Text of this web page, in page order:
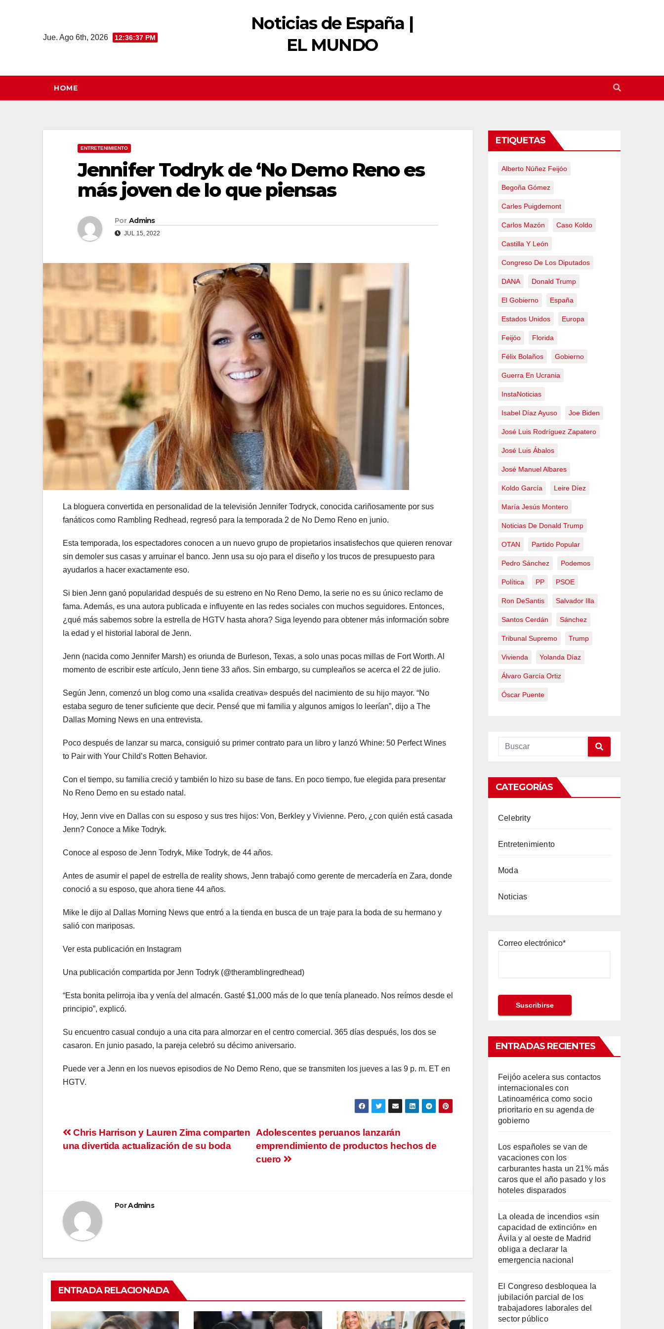
Jue. Ago 6th, 2026 12:36:38 PM
Noticias de España |
EL MUNDO
HOME
ENTRETENIMIENTO
Jennifer Todryk de ‘No Demo Reno es
más joven de lo que piensas
Por Admins
JUL 15, 2022
La bloguera convertida en personalidad de la televisión Jennifer Todryck, conocida cariñosamente por sus
fanáticos como Rambling Redhead, regresó para la temporada 2 de No Demo Reno en junio.
Esta temporada, los espectadores conocen a un nuevo grupo de propietarios insatisfechos que quieren renovar
sin demoler sus casas y arruinar el banco. Jenn usa su ojo para el diseño y los trucos de presupuesto para
ayudarlos a hacer exactamente eso.
Si bien Jenn ganó popularidad después de su estreno en No Reno Demo, la serie no es su único reclamo de
fama. Además, es una autora publicada e influyente en las redes sociales con muchos seguidores. Entonces,
¿qué más sabemos sobre la estrella de HGTV hasta ahora? Siga leyendo para obtener más información sobre
la edad y el historial laboral de Jenn.
Jenn (nacida como Jennifer Marsh) es oriunda de Burleson, Texas, a solo unas pocas millas de Fort Worth. Al
momento de escribir este artículo, Jenn tiene 33 años. Sin embargo, su cumpleaños se acerca el 22 de julio.
Según Jenn, comenzó un blog como una «salida creativa» después del nacimiento de su hijo mayor. “No
estaba seguro de tener suficiente que decir. Pensé que mi familia y algunos amigos lo leerían”, dijo a The
Dallas Morning News en una entrevista.
Poco después de lanzar su marca, consiguió su primer contrato para un libro y lanzó Whine: 50 Perfect Wines
to Pair with Your Child’s Rotten Behavior.
Con el tiempo, su familia creció y también lo hizo su base de fans. En poco tiempo, fue elegida para presentar
No Reno Demo en su estado natal.
Hoy, Jenn vive en Dallas con su esposo y sus tres hijos: Von, Berkley y Vivienne. Pero, ¿con quién está casada
Jenn? Conoce a Mike Todryk.
Conoce al esposo de Jenn Todryk, Mike Todryk, de 44 años.
Antes de asumir el papel de estrella de reality shows, Jenn trabajó como gerente de mercadería en Zara, donde
conoció a su esposo, que ahora tiene 44 años.
Mike le dijo al Dallas Morning News que entró a la tienda en busca de un traje para la boda de su hermano y
salió con mariposas.
Ver esta publicación en Instagram
Una publicación compartida por Jenn Todryk (@theramblingredhead)
“Esta bonita pelirroja iba y venía del almacén. Gasté $1,000 más de lo que tenía planeado. Nos reímos desde el
principio”, explicó.
Su encuentro casual condujo a una cita para almorzar en el centro comercial. 365 días después, los dos se
casaron. En junio pasado, la pareja celebró su décimo aniversario.
Puede ver a Jenn en los nuevos episodios de No Demo Reno, que se transmiten los jueves a las 9 p. m. ET en
HGTV.
Navegación
Adolescentes peruanos lanzarán
emprendimiento de productos hechos de
cuero
Chris Harrison y Lauren Zima comparten
una divertida actualización de su boda
PorAdmins
ENTRADA RELACIONADA
ETIQUETAS
Alberto Núñez Feijóo
Begoña Gómez
Carles Puigdemont
Carlos Mazón Caso Koldo
Castilla Y León
Congreso De Los Diputados
DANA Donald Trump
El Gobierno España
Estados Unidos Europa
Feijóo Florida
Félix Bolaños Gobierno
Guerra En Ucrania
InstaNoticias
Isabel Díaz Ayuso Joe Biden
José Luis Rodríguez Zapatero
José Luis Ábalos
José Manuel Albares
Koldo García Leire Díez
María Jesús Montero
Noticias De Donald Trump
OTAN Partido Popular
Pedro Sánchez Podemos
Política PP PSOE
Ron DeSantis Salvador Illa
Santos Cerdán Sánchez
Tribunal Supremo Trump
Vivienda Yolanda Díaz
Álvaro García Ortiz
Óscar Puente
CATEGORÍAS
Celebrity
Entretenimiento
Moda
Noticias
Correo electrónico*
ENTRADAS RECIENTES
Feijóo acelera sus contactos
internacionales con
Latinoamérica como socio
prioritario en su agenda de
gobierno
Los españoles se van de
vacaciones con los
carburantes hasta un 21% más
caros que el año pasado y los
hoteles disparados
La oleada de incendios «sin
capacidad de extinción» en
Ávila y al oeste de Madrid
obliga a declarar la
emergencia nacional
El Congreso desbloquea la
jubilación parcial de los
trabajadores laborales del
sector público